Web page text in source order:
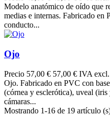
Modelo anatómico de oído que
medias e internas. Fabricado
conducto...
Ojo
Precio 57,00 € 57,00 € IVA excl.
Ojo. Fabricado en PVC con
(córnea y esclerótica), uveal
cámaras...
Mostrando 1-16 de 19 artículo